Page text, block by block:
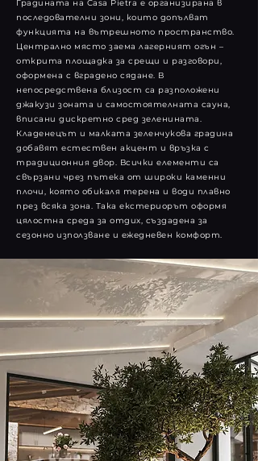
Градината на Casa Pietra е организирана в
последователни зони, които допълват
функцията на вътрешното пространство.
Централно място заема лагерният огън –
открита площадка за срещи и разговори,
оформена с вградено сядане. В
непосредствена близост са разположени
джакузи зоната и самостоятелната сауна,
вписани дискретно сред зеленината.
Кладенецът и малката зеленчукова градина
добавят естествен акцент и връзка с
традиционния двор. Всички елементи са
свързани чрез пътека от широки каменни
плочи, която обикаля терена и води плавно
през всяка зона. Така екстериорът оформя
цялостна среда за отдих, създадена за
сезонно използване и ежедневен комфорт.